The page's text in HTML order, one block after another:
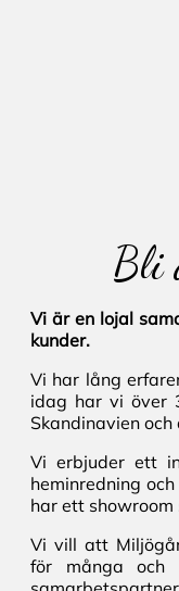
Bli
Vi är en lojal
kunder.
Vi har lång
idag har vi över
Skandinavien
Vi erbjuder ett
heminredning
har ett
Vi vill att
för många och